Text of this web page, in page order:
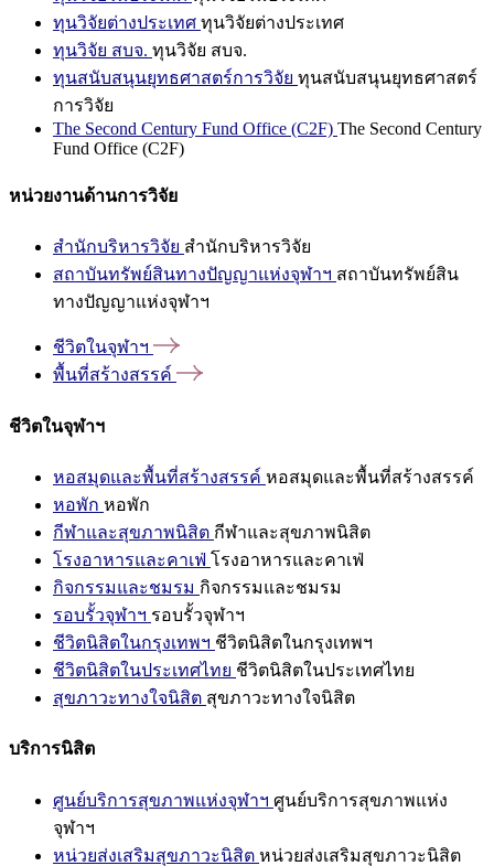
ทุนวิจัยต่างประเทศ ทุนวิจัยต่างประเทศ
ทุนวิจัย สบจ. ทุนวิจัย สบจ.
ทุนสนับสนุนยุทธศาสตร์การวิจัย ทุนสนับสนุนยุทธศาสตร์
การวิจัย
The Second Century Fund Office (C2F) The Second Century
Fund Office (C2F)
หน่วยงานด้านการวิจัย
สำนักบริหารวิจัย สำนักบริหารวิจัย
สถาบันทรัพย์สินทางปัญญาแห่งจุฬาฯ สถาบันทรัพย์สิน
ทางปัญญาแห่งจุฬาฯ
ชีวิตในจุฬาฯ
พื้นที่สร้างสรรค์
ชีวิตในจุฬาฯ
หอสมุดและพื้นที่สร้างสรรค์ หอสมุดและพื้นที่สร้างสรรค์
หอพัก หอพัก
กีฬาและสุขภาพนิสิต กีฬาและสุขภาพนิสิต
โรงอาหารและคาเฟ่ โรงอาหารและคาเฟ่
กิจกรรมและชมรม กิจกรรมและชมรม
รอบรั้วจุฬาฯ รอบรั้วจุฬาฯ
ชีวิตนิสิตในกรุงเทพฯ ชีวิตนิสิตในกรุงเทพฯ
ชีวิตนิสิตในประเทศไทย ชีวิตนิสิตในประเทศไทย
สุขภาวะทางใจนิสิต สุขภาวะทางใจนิสิต
บริการนิสิต
ศูนย์บริการสุขภาพแห่งจุฬาฯ ศูนย์บริการสุขภาพแห่ง
จุฬาฯ
หน่วยส่งเสริมสุขภาวะนิสิต หน่วยส่งเสริมสุขภาวะนิสิต